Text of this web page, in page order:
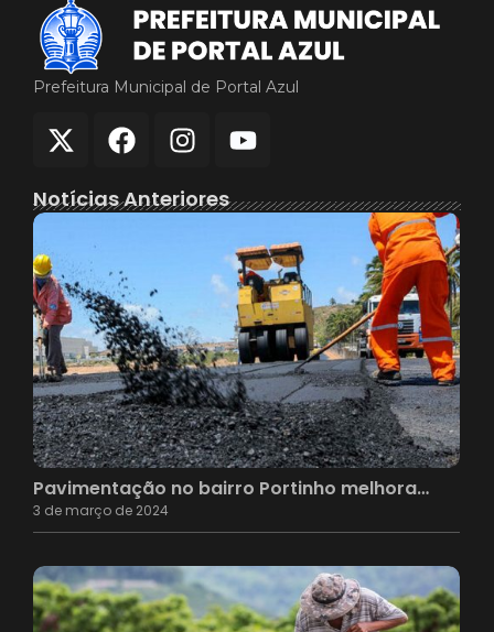
Prefeitura Municipal de Portal Azul
Notícias Anteriores
Pavimentação no bairro Portinho melhora…
3 de março de 2024